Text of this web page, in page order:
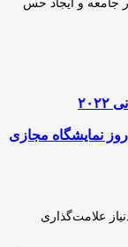
جامعه و ایجاد حس
نمایشگاه مجازی
علامت‌گذاری